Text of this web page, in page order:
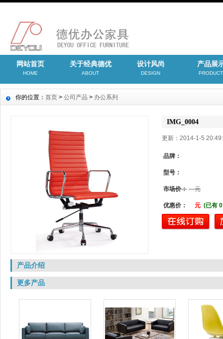
网站首页
HOME
关于经典德优
ABOUT
设计风尚
DESIGN
产品展
PRODUCT
你的位置： 首页 > 公司产品 > 办公系列
IMG_0004
更新：2014-1-5
品牌：
型号：
市场价： 元
优惠价： 元 (已有
产品介绍
更多产品